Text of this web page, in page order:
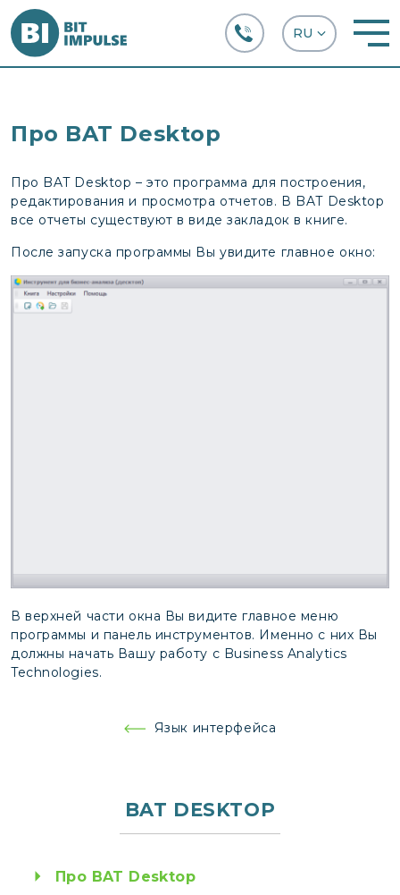
Про BAT Desktop
Про BAT Desktop – это программа для построения,
редактирования и просмотра отчетов. В BAT Desktop
все отчеты существуют в виде закладок в книге.
После запуска программы Вы увидите главное окно:
В верхней части окна Вы видите главное меню
программы и панель инструментов. Именно с них Вы
должны начать Вашу работу с Business Analytics
Technologies.
Навигация
Язык интерфейса
BAT DESKTOP
Про BAT Desktop